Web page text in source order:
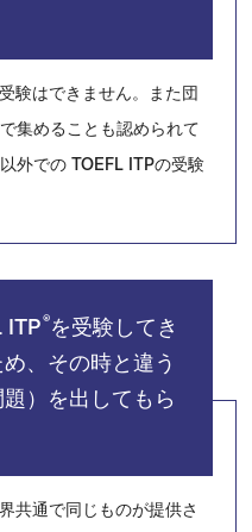
験はできません。また団
集めることも認められて
外での TOEFL ITPの受験
ITP®を受験してき
、その時と違う
）を出してもら
共通で同じものが提供さ